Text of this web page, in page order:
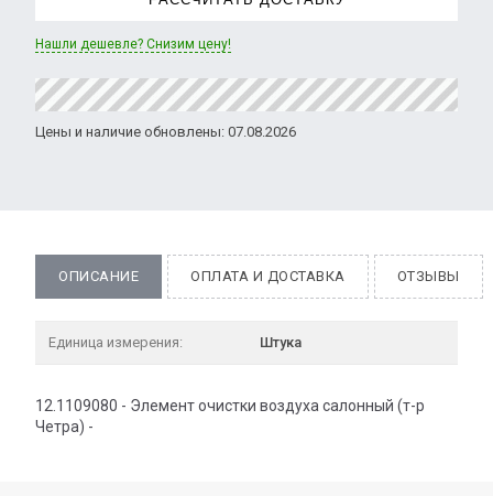
Нашли дешевле? Снизим цену!
Цены и наличие обновлены: 07.08.2026
ОПИСАНИЕ ОПЛАТА И ДОСТАВКА ОТЗЫВЫ
Единица измерения: Штука
12.1109080 - Элемент очистки воздуха салонный (т-р
Четра) -